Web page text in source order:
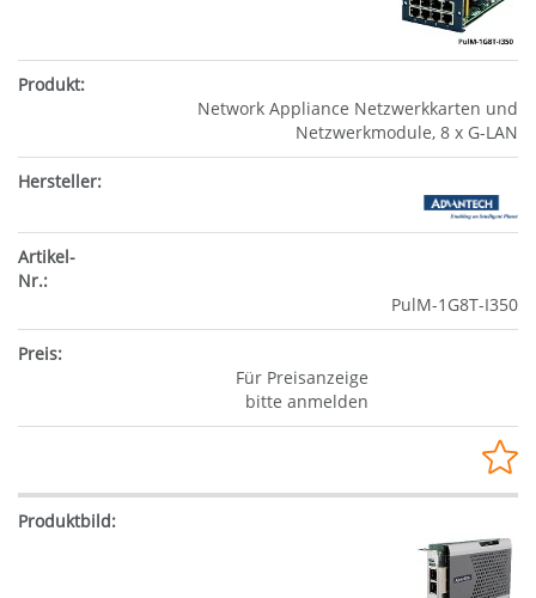
Network Appliance Netzwerkkarten und
Netzwerkmodule, 8 x G-LAN
PulM-1G8T-I350
Für Preisanzeige
bitte anmelden